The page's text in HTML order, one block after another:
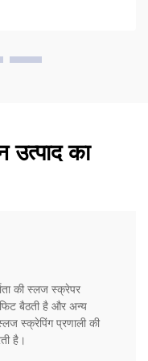
उत्पाद का
की स्लज स्क्रेपर
बैठती है और अन्य
स्क्रेपिंग प्रणाली की
है।